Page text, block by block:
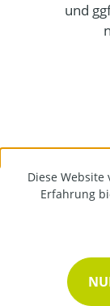
und
Diese Website
Erfahrung